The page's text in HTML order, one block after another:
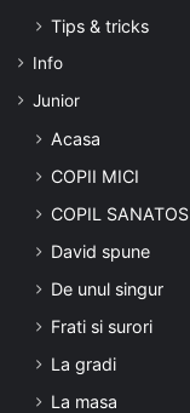
Tips & tricks
Info
Junior
Acasa
COPII MICI
COPIL SANATOS
David spune
De unul singur
Frati si surori
La gradi
La masa